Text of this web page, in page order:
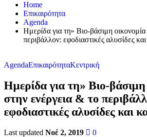
Home
Επικαιρότητα
Agenda
Ημερίδα για τη» Βιο-βάσιμη
περιβάλλον: εφοδιαστικές αλυσίδες
AgendaΕπικαιρότηταΚεντρική
Ημερίδα για τη» Βιο-βάσιμη
στην ενέργεια & το
εφοδιαστικές αλυσίδες και
Last updated Νοέ 2, 2019 0